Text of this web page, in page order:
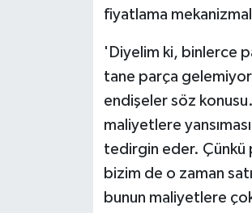
fiyatlama
'Diyelim ki, binlerce
tane parça
endişeler söz
maliyetlere
tedirgin eder. Çünkü
bizim de o zaman
bunun maliyetlere